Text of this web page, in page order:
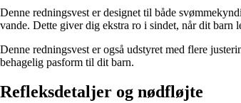
Denne redningsvest er designet til både
vande. Dette giver dig ekstra ro i sindet, når dit barn
Denne redningsvest er også udstyret med flere
behagelig pasform til dit barn.
Refleksdetaljer og nødfløjte